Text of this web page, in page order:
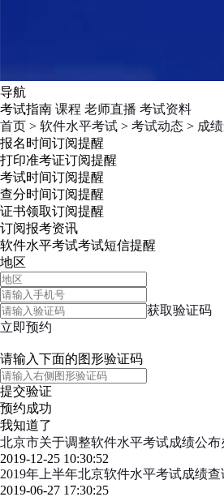
导航
考试指南 课程 老师直播 考试资料
首页 > 软件水平考试 > 考试动态 > 成
报名时间订阅提醒
打印准考证订阅提醒
考试时间订阅提醒
查分时间订阅提醒
证书领取订阅提醒
订阅报考资讯
软件水平考试考试短信提醒
地区
获取验证码
立即预约
请输入下面的图形验证码
提交验证
预约成功
我知道了
北京市关于调整软件水平考试成绩公布
2019-12-25 10:30:52
2019年上半年北京软件水平考试成绩查
2019-06-27 17:30:25